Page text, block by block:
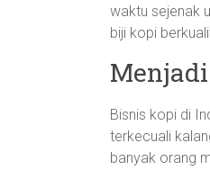
waktu sejenak
biji kopi
Bisnis kopi di
terkecuali
banyak orang